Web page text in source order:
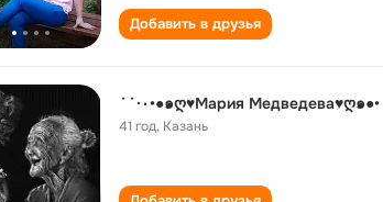
Добавить в друзья
41 год, Казань